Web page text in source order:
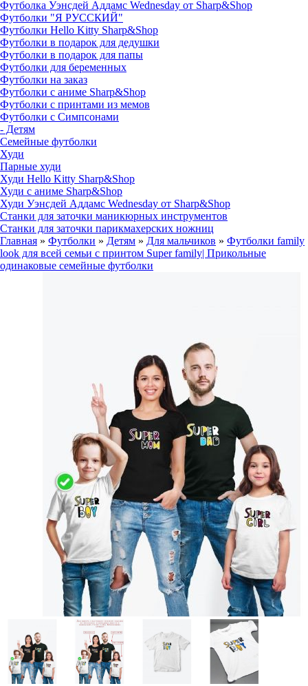
Футболка Уэнсдей Аддамс Wednesday от Sharp&Shop
Футболки "Я РУССКИЙ"
Футболки Hello Kitty Sharp&Shop
Футболки в подарок для дедушки
Футболки в подарок для папы
Футболки для беременных
Футболки на заказ
Футболки с аниме Sharp&Shop
Футболки с принтами из мемов
Футболки с Симпсонами
- Детям
Семейные футболки
Худи
Парные худи
Худи Hello Kitty Sharp&Shop
Худи с аниме Sharp&Shop
Худи Уэнсдей Аддамс Wednesday от Sharp&Shop
Станки для заточки маникюрных инструментов
Станки для заточки парикмахерских ножниц
Главная » Футболки » Детям » Для мальчиков » Футболки family
look для всей семьи с принтом Super family| Прикольные
одинаковые семейные футболки